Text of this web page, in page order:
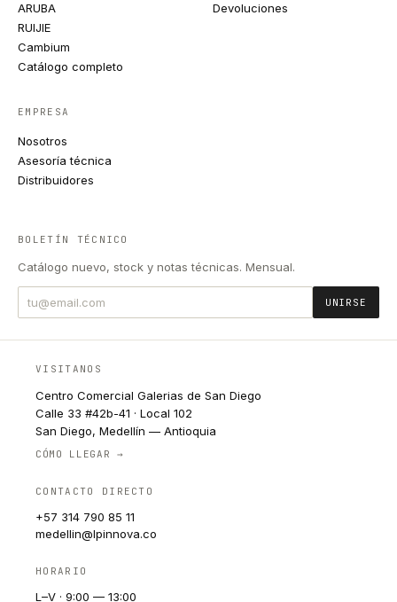
ARUBA
RUIJIE
Cambium
Catálogo completo
Devoluciones
EMPRESA
Nosotros
Asesoría técnica
Distribuidores
BOLETÍN TÉCNICO
Catálogo nuevo, stock y notas técnicas. Mensual.
UNIRSE
VISITANOS
Centro Comercial Galerias de San Diego
Calle 33 #42b-41 · Local 102
San Diego, Medellín — Antioquia
CÓMO LLEGAR →
CONTACTO DIRECTO
+57 314 790 85 11
medellin@lpinnova.co
HORARIO
L–V · 9:00 — 13:00